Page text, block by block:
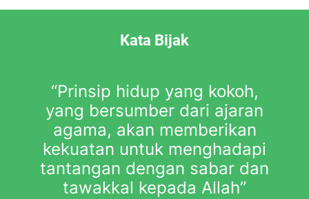
Kata Bijak
“Prinsip hidup yang kokoh,
yang bersumber dari ajaran
agama, akan memberikan
kekuatan untuk menghadapi
tantangan dengan sabar dan
tawakkal kepada Allah”